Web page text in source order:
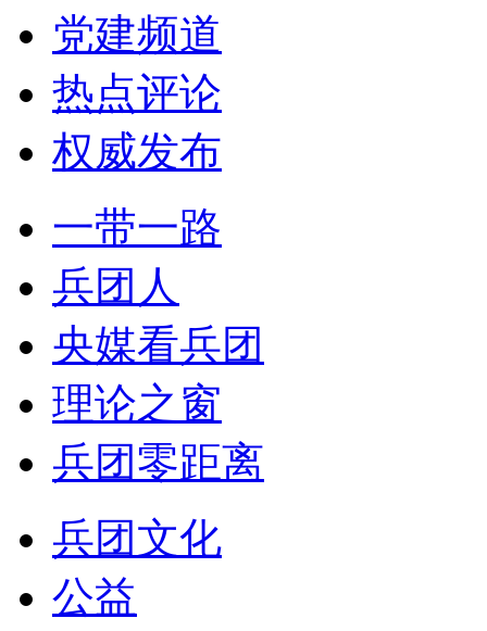
党建频道
热点评论
权威发布
一带一路
兵团人
央媒看兵团
理论之窗
兵团零距离
兵团文化
公益